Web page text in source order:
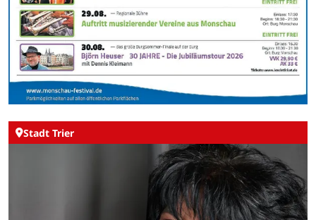
Stadt Trier